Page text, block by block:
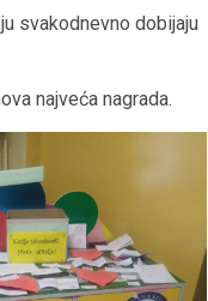
svakodnevno dobijaju
najveća nagrada.